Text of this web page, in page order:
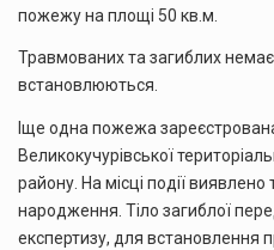
пожежу на площі 50 кв.м.
Травмованих та загиблих
встановлюються.
Іще одна пожежа
Великокучурівської
району. На місці події виявлено
народження. Тіло загиблої
експертизу, для встановлення